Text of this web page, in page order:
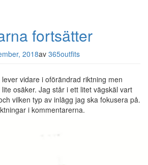
fortsätter
2018av 365outfits
vidare i oförändrad riktning men
osäker. Jag står i ett litet vägskäl vart
vilken typ av inlägg jag ska fokusera på.
i kommentarerna.